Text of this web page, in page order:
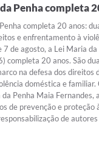
Penha completa
completa 20 anos:
e enfrentamento à
7 de agosto, a Lei Maria da
completa 20 anos. São
na defesa dos direitos
doméstica e familiar.
Penha Maia Fernandes,
de prevenção e proteção
de autores